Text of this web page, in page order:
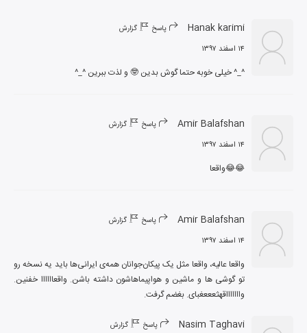
Hanak karimi پاسخ گزارش
۱۴ اسفند ۱۳۹۷
^_^ خیلی خوبه حتما گوش بدین 🤓 و لذت ببرین ^_^
Amir Balafshan پاسخ گزارش
۱۴ اسفند ۱۳۹۷
😂😂واقعا
Amir Balafshan پاسخ گزارش
۱۴ اسفند ۱۳۹۷
واااااااقهثعععغبای. بغضم گرفت.
Nasim Taghavi پاسخ گزارش